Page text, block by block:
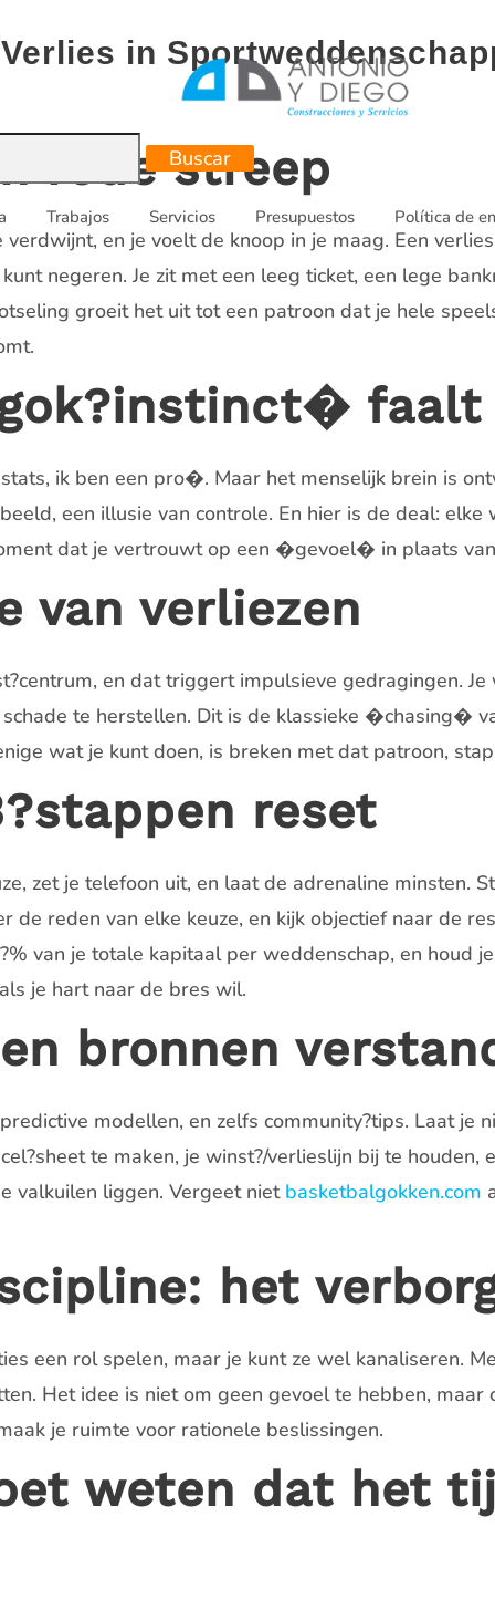
Trabajos Servicios Presupuestos Política de
in
rode streep
en je voelt de knoop in je maag. Een
negeren. Je zit met een leeg ticket, een lege
groeit het uit tot een patroon dat je hele
faalt
ik ben een pro�. Maar het menselijk brein is
een illusie van controle. En hier is de deal:
dat je vertrouwt op een �gevoel� in plaats
van verliezen
en dat triggert impulsieve gedragingen.
te herstellen. Dit is de klassieke �chasing�
wat je kunt doen, is breken met dat patroon,
reset
zet je telefoon uit, en laat de adrenaline minsten.
de reden van elke keuze, en kijk objectief naar de
van je totale kapitaal per weddenschap, en houd
je hart naar de bres wil.
bronnen
modellen, en zelfs community?tips. Laat je
te maken, je winst?/verlieslijn bij te
valkuilen liggen. Vergeet niet basketbalgokken.com
het
een rol spelen, maar je kunt ze wel kanaliseren.
Het idee is niet om geen gevoel te hebben,
je ruimte voor rationele beslissingen.
weten dat het